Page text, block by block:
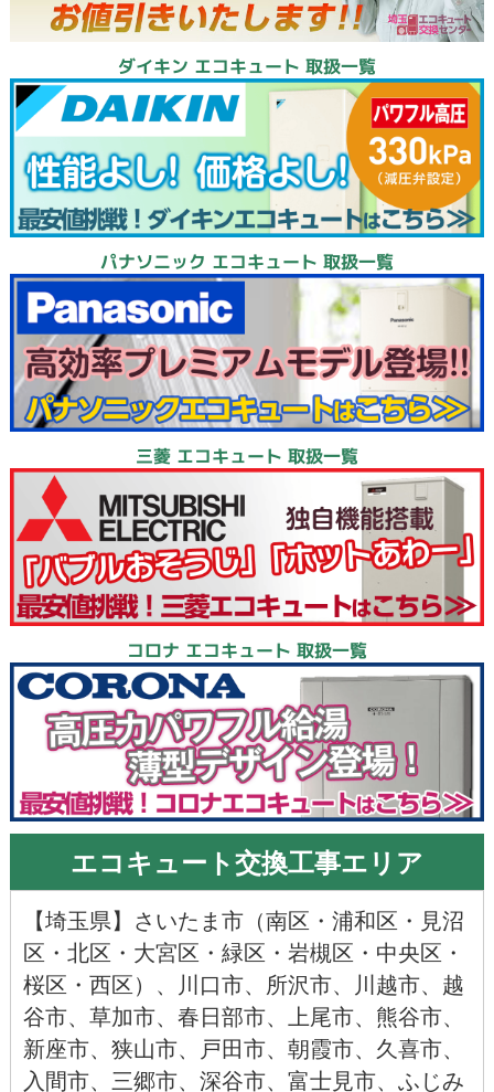
ダイキン エコキュート 取扱一覧
パナソニック エコキュート 取扱一覧
三菱 エコキュート 取扱一覧
コロナ エコキュート 取扱一覧
エコキュート交換工事エリア
【埼玉県】 さいたま市（南区 ・ 浦和区 ・ 見沼
区 ・ 北区 ・ 大宮区 ・ 緑区 ・ 岩槻区 ・ 中央区 ・
桜区 ・ 西区）、 川口市、 所沢市、 川越市、 越
谷市、 草加市、 春日部市、 上尾市、 熊谷市、
新座市、 狭山市、 戸田市、 朝霞市、 久喜市、
入間市、 三郷市、 深谷市、 富士見市、 ふじみ